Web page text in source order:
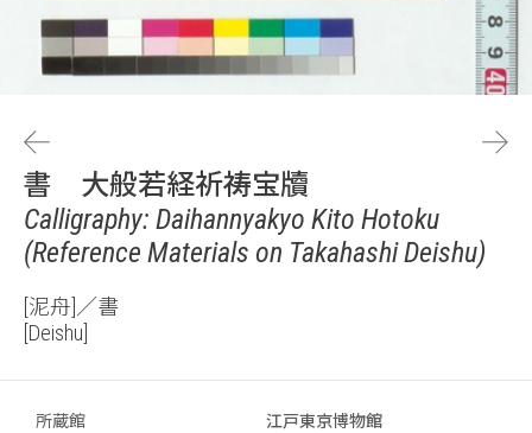
書 大般若経祈祷宝牘
Calligraphy: Daihannyakyo Kito Hotoku
(Reference Materials on Takahashi Deishu)
[泥舟]／書
[Deishu]
所蔵館
江戸東京博物館